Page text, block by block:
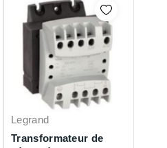
Legrand
Transformateur de